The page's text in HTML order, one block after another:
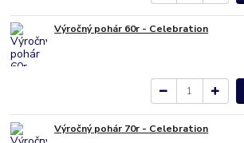
Výročný pohár 60r - Celebration
Výročný pohár 70r - Celebration